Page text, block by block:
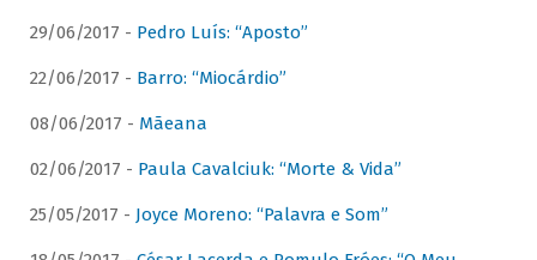
29/06/2017 - Pedro Luís: “Aposto”
22/06/2017 - Barro: “Miocárdio”
08/06/2017 - Mãeana
02/06/2017 - Paula Cavalciuk: “Morte & Vida”
25/05/2017 - Joyce Moreno: “Palavra e Som”